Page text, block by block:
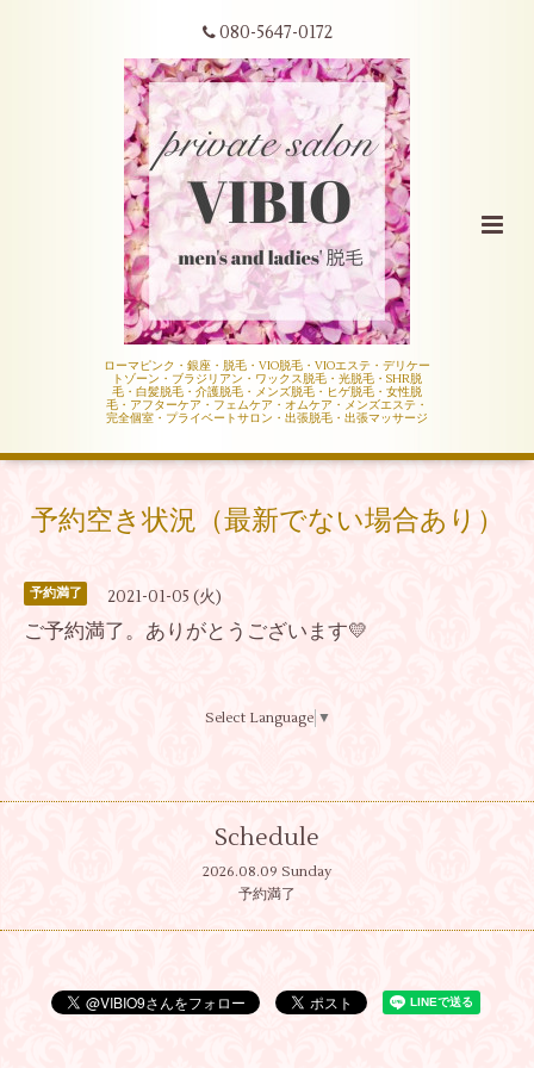
080-5647-0172
ローマピンク・銀座・脱毛・VIO脱毛・VIOエステ・デリケー
トゾーン・ブラジリアン・ワックス脱毛・光脱毛・SHR脱
毛・白髪脱毛・介護脱毛・メンズ脱毛・ヒゲ脱毛・女性脱
毛・アフターケア・フェムケア・オムケア・メンズエステ・
完全個室・プライベートサロン・出張脱毛・出張マッサージ
予約空き状況（最新でない場合あり）
予約満了 2021-01-05 (火)
ご予約満了。ありがとうございます💛
Select Language ▼
Schedule
2026.08.09 Sunday
予約満了